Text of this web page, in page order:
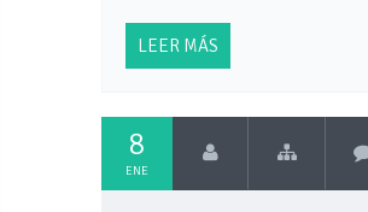
LEER MÁS
8
ENE